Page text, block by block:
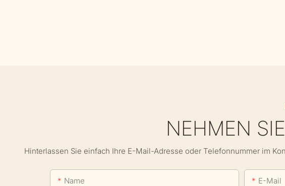
NEHMEN
Hinterlassen Sie einfach Ihre E-Mail-Adresse oder Telefonnummer im
Name E-Mail